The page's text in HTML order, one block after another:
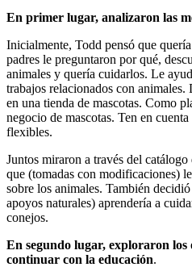
En primer lugar, analizaron las
Inicialmente, Todd pensó que
padres le preguntaron por qué,
animales y quería cuidarlos. Le
trabajos relacionados con
en una tienda de mascotas. Como
negocio de mascotas. Ten en
flexibles.
Juntos miraron a través del
que (tomadas con modificaciones)
sobre los animales. También
apoyos naturales) aprendería a
conejos.
En segundo lugar, exploraron
continuar con la educación.